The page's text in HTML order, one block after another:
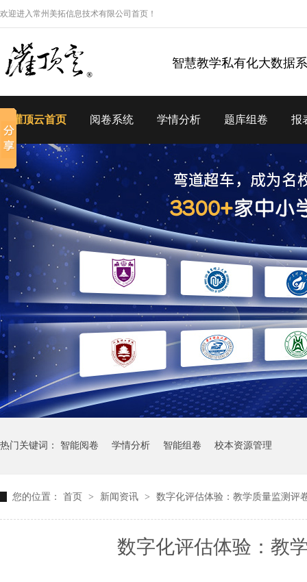
欢迎进入常州美拓信息技术有限公司首页！
智慧教学私有化大数据
灌顶云首页 阅卷系统 学情分析 题库组卷 报
热门关键词： 智能阅卷 学情分析 智能组卷 校本资源管理
您的位置： 首页 > 新闻资讯 > 数字化评估体验：教学质量监测评
数字化评估体验：教